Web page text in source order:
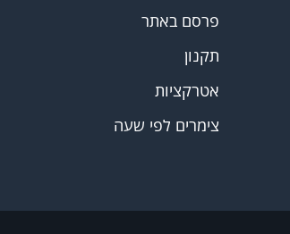
פרסם באתר
תקנון
אטרקציות
צימרים לפי שעה